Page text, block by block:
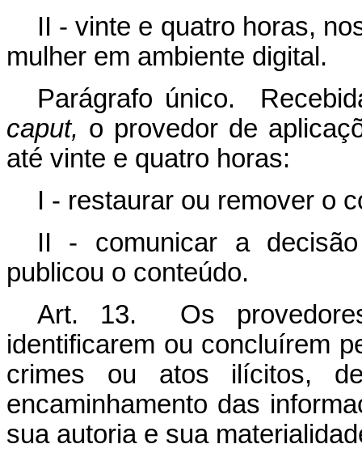
II - vinte e quatro horas,
mulher em ambiente digital.
Parágrafo único.
caput, o provedor de
até vinte e quatro horas:
I - restaurar ou remover o
II - comunicar a
publicou o conteúdo.
Art. 13. Os
identificarem ou concluírem
crimes ou atos ilícitos,
encaminhamento das
sua autoria e sua